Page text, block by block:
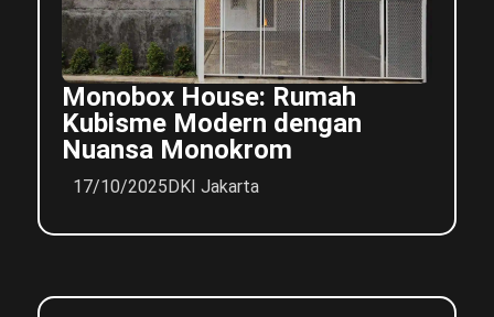
Monobox House: Rumah
Kubisme Modern dengan
Nuansa Monokrom
17/10/2025DKI Jakarta